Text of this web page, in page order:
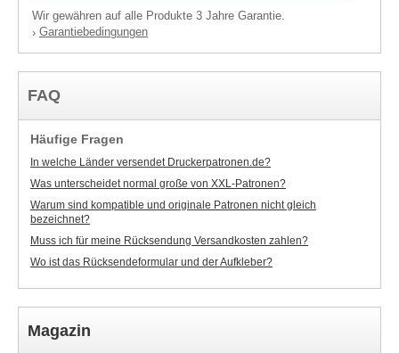
Wir gewähren auf alle Produkte 3 Jahre Garantie.
› Garantiebedingungen
FAQ
Häufige Fragen
In welche Länder versendet Druckerpatronen.de?
Was unterscheidet normal große von XXL-Patronen?
Warum sind kompatible und originale Patronen nicht gleich
bezeichnet?
Muss ich für meine Rücksendung Versandkosten zahlen?
Wo ist das Rücksendeformular und der Aufkleber?
Magazin